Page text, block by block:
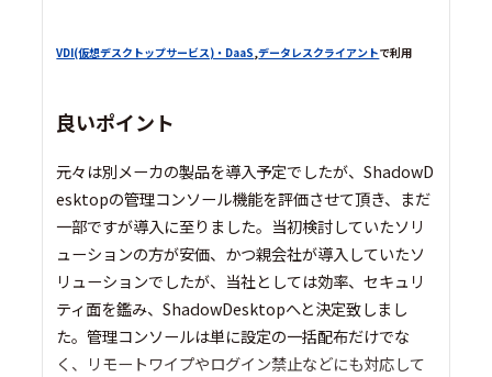
VDI(仮想デスクトップサービス)・DaaS ,データレスクライアントで利用
良いポイント
元々は別メーカの製品を導入予定でしたが、ShadowD
esktopの管理コンソール機能を評価させて頂き、まだ
一部ですが導入に至りました。当初検討していたソリ
ューションの方が安価、かつ親会社が導入していたソ
リューションでしたが、当社としては効率、セキュリ
ティ面を鑑み、ShadowDesktopへと決定致しまし
た。管理コンソールは単に設定の一括配布だけでな
く、リモートワイプやログイン禁止などにも対応して